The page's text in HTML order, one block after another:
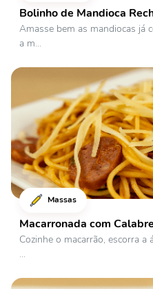
Bolinho de Mandioca
Amasse bem as mandiocas já
a m...
Massas
Macarronada com
Cozinhe o macarrão, escorra a
...